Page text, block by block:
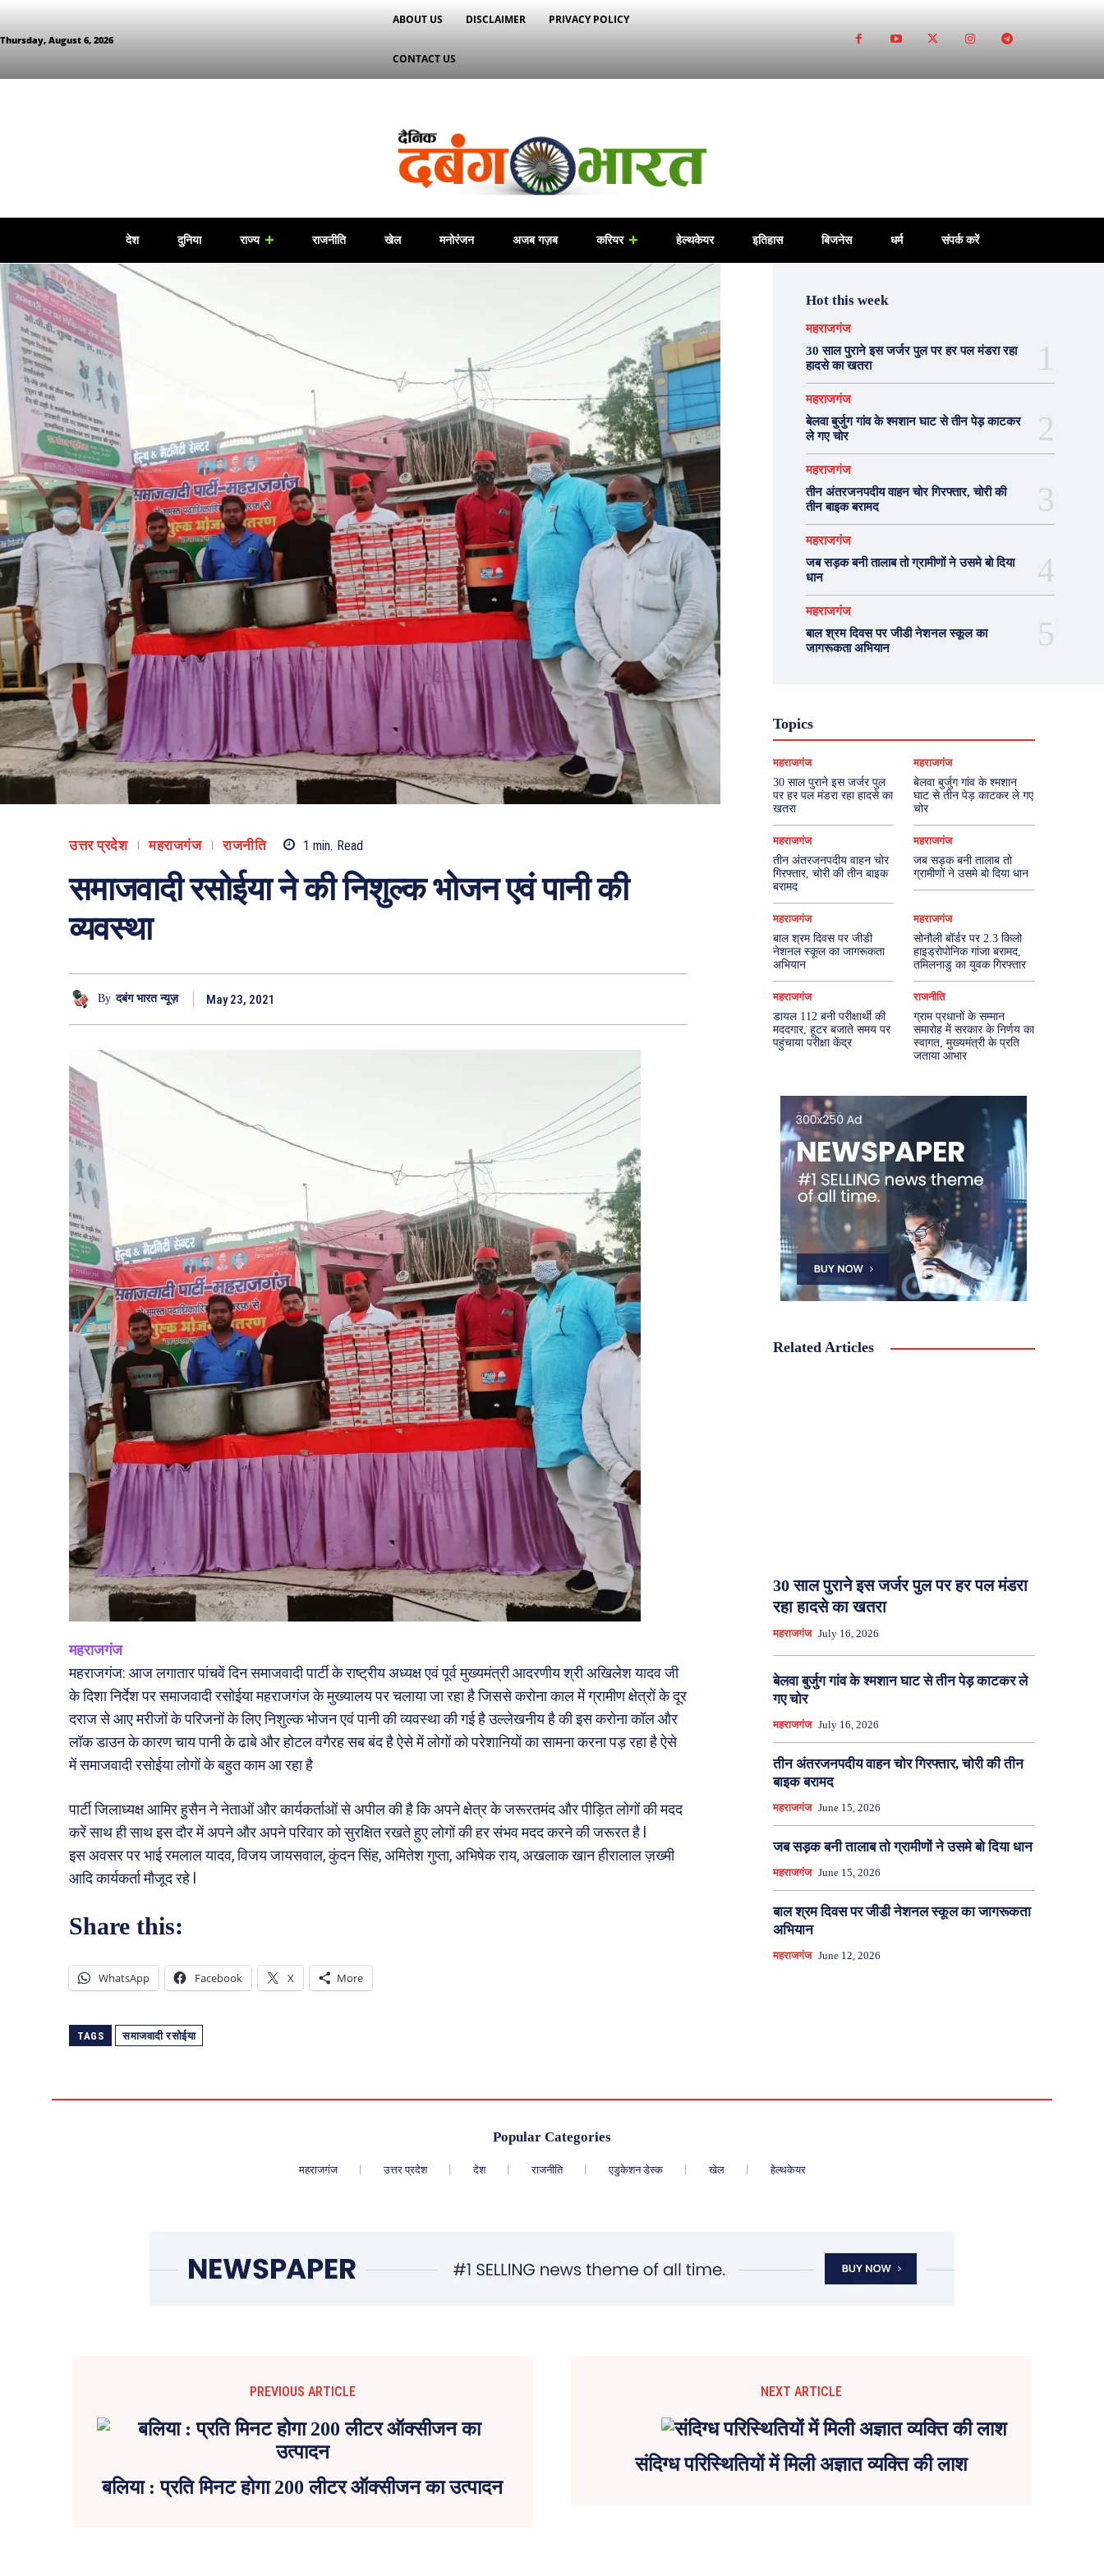
Thursday, August 6, 2026
ABOUT US DISCLAIMER PRIVACY POLICY
CONTACT US
देश दुनिया राज्य राजनीति खेल मनोरंजन अजब गज़ब करियर हेल्थकेयर इतिहास बिजनेस धर्म संपर्क करें
उत्तर प्रदेश महराजगंज राजनीति 1 min. Read
समाजवादी रसोईया ने की निशुल्क भोजन एवं पानी की
व्यवस्था
By दबंग भारत न्यूज़ May 23, 2021
महराजगंज
महराजगंज: आज लगातार पांचवें दिन समाजवादी पार्टी के राष्ट्रीय अध्यक्ष एवं पूर्व मुख्यमंत्री आदरणीय श्री अखिलेश यादव जी
के दिशा निर्देश पर समाजवादी रसोईया महराजगंज के मुख्यालय पर चलाया जा रहा है जिससे करोना काल में ग्रामीण क्षेत्रों के दूर
दराज से आए मरीजों के परिजनों के लिए निशुल्क भोजन एवं पानी की व्यवस्था की गई है उल्लेखनीय है की इस करोना कॉल और
लॉक डाउन के कारण चाय पानी के ढाबे और होटल वगैरह सब बंद है ऐसे में लोगों को परेशानियों का सामना करना पड़ रहा है ऐसे
में समाजवादी रसोईया लोगों के बहुत काम आ रहा है
पार्टी जिलाध्यक्ष आमिर हुसैन ने नेताओं और कार्यकर्ताओं से अपील की है कि अपने क्षेत्र के जरूरतमंद और पीड़ित लोगों की मदद
करें साथ ही साथ इस दौर में अपने और अपने परिवार को सुरक्षित रखते हुए लोगों की हर संभव मदद करने की जरूरत है l
इस अवसर पर भाई रमलाल यादव, विजय जायसवाल, कुंदन सिंह, अमितेश गुप्ता, अभिषेक राय, अखलाक खान हीरालाल ज़ख्मी
आदि कार्यकर्ता मौजूद रहे l
Share this:
WhatsApp Facebook X More
TAGS समाजवादी रसोईया
Hot this week
महराजगंज
30 साल पुराने इस जर्जर पुल पर हर पल मंडरा रहा
हादसे का खतरा
महराजगंज
बेलवा बुर्जुग गांव के श्मशान घाट से तीन पेड़ काटकर
ले गए चोर
महराजगंज
तीन अंतरजनपदीय वाहन चोर गिरफ्तार, चोरी की
तीन बाइक बरामद
महराजगंज
जब सड़क बनी तालाब तो ग्रामीणों ने उसमे बो दिया
धान
महराजगंज
बाल श्रम दिवस पर जीडी नेशनल स्कूल का
जागरूकता अभियान
Topics
महराजगंज
30 साल पुराने इस जर्जर पुल
पर हर पल मंडरा रहा हादसे का
खतरा
महराजगंज
बेलवा बुर्जुग गांव के श्मशान
घाट से तीन पेड़ काटकर ले गए
चोर
महराजगंज
तीन अंतरजनपदीय वाहन चोर
गिरफ्तार, चोरी की तीन बाइक
बरामद
महराजगंज
जब सड़क बनी तालाब तो
ग्रामीणों ने उसमे बो दिया धान
महराजगंज
बाल श्रम दिवस पर जीडी
नेशनल स्कूल का जागरूकता
अभियान
महराजगंज
सोनौली बॉर्डर पर 2.3 किलो
हाइड्रोपोनिक गांजा बरामद,
तमिलनाडु का युवक गिरफ्तार
महराजगंज
डायल 112 बनी परीक्षार्थी की
मददगार, हूटर बजाते समय पर
पहुंचाया परीक्षा केंद्र
राजनीति
ग्राम प्रधानों के सम्मान
समारोह में सरकार के निर्णय का
स्वागत, मुख्यमंत्री के प्रति
जताया आभार
Related Articles
30 साल पुराने इस जर्जर पुल पर हर पल मंडरा
रहा हादसे का खतरा
महराजगंज July 16, 2026
बेलवा बुर्जुग गांव के श्मशान घाट से तीन पेड़ काटकर ले
गए चोर
महराजगंज July 16, 2026
तीन अंतरजनपदीय वाहन चोर गिरफ्तार, चोरी की तीन
बाइक बरामद
महराजगंज June 15, 2026
जब सड़क बनी तालाब तो ग्रामीणों ने उसमे बो दिया धान
महराजगंज June 15, 2026
बाल श्रम दिवस पर जीडी नेशनल स्कूल का जागरूकता
अभियान
महराजगंज June 12, 2026
Popular Categories
महराजगंज उत्तर प्रदेश देश राजनीति एडुकेशन डेस्क खेल हेल्थकेयर
PREVIOUS ARTICLE
बलिया : प्रति मिनट होगा 200 लीटर ऑक्सीजन का उत्पादन
NEXT ARTICLE
संदिग्ध परिस्थितियों में मिली अज्ञात व्यक्ति की लाश